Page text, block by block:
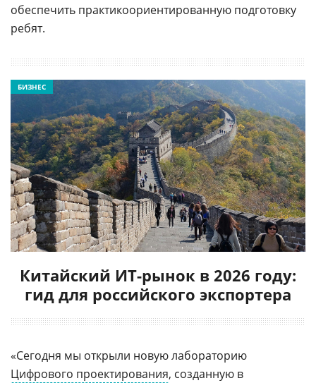
обеспечить практикоориентированную подготовку
ребят.
Китайский ИТ-рынок в 2026 году:
гид для российского экспортера
БИЗНЕС
«Сегодня мы открыли новую лабораторию
Цифрового проектирования, созданную в